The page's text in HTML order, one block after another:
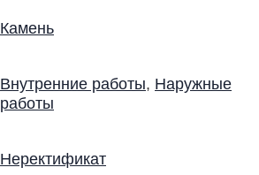
Камень
Внутренние работы, Наружные
работы
Неректификат